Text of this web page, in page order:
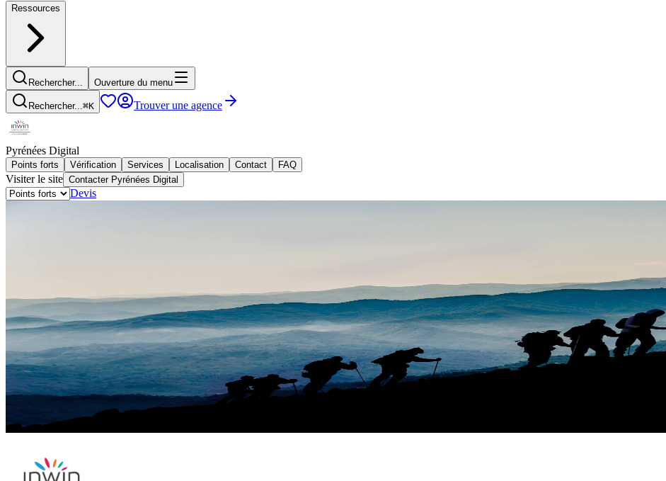
Ressources
Rechercher... Ouverture du menu
Rechercher...⌘K Trouver une agence
Pyrénées Digital
Points forts Vérification Services Localisation Contact FAQ
Visiter le site Contacter Pyrénées Digital
Devis